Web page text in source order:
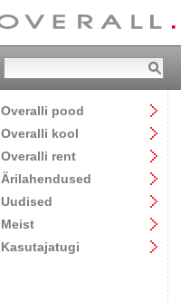
Overalli pood
Overalli kool
Overalli rent
Ärilahendused
Uudised
Meist
Kasutajatugi